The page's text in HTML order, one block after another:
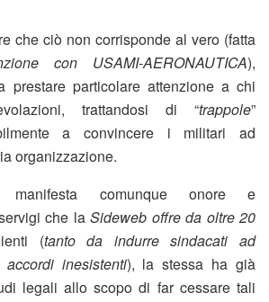
che ciò non corrisponde al vero (fatta
con USAMI-AERONAUTICA),
prestare particolare attenzione a chi
trattandosi di “trappole”
a convincere i militari ad
organizzazione.
manifesta comunque onore e
che laSideweb offre da oltre 20
(tanto da indurre sindacati ad
inesistenti), la stessa ha già
legali allo scopo di far cessare tali